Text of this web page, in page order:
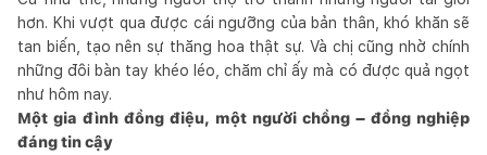
hơn. Khi vượt qua được cái ngưỡng của bản thân, khó khăn sẽ
tan biến, tạo nên sự thăng hoa thật sự. Và chị cũng nhờ chính
những đôi bàn tay khéo léo, chăm chỉ ấy mà có được quả ngọt
như hôm nay.
Một gia đình đồng điệu, một người chồng – đồng nghiệp
đáng tin cậy